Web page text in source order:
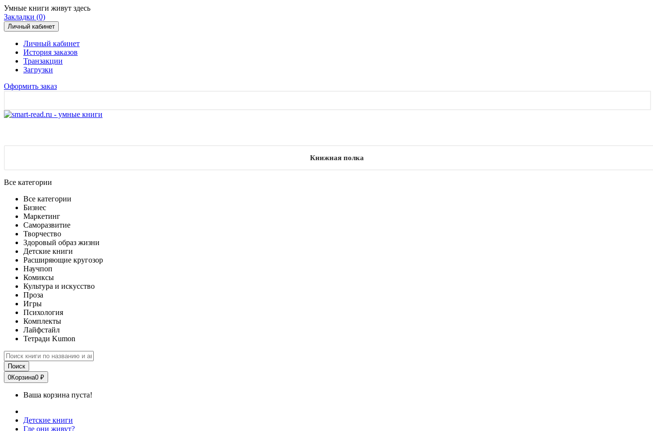
Умные книги живут здесь
Закладки (0)
Личный кабинет
Личный кабинет
История заказов
Транзакции
Загрузки
Оформить заказ
Книжная полка
Все категории
Все категории
Бизнес
Маркетинг
Саморазвитие
Творчество
Здоровый образ жизни
Детские книги
Расширяющие кругозор
Научпоп
Комиксы
Культура и искусство
Проза
Игры
Психология
Комплекты
Лайфстайл
Тетради Kumon
Поиск
0Корзина0 ₽
Ваша корзина пуста!
Детские книги
Где они живут?